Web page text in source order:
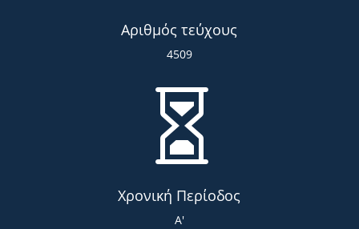
Αριθμός τεύχους
4509

Χρονική Περίοδος
Α'